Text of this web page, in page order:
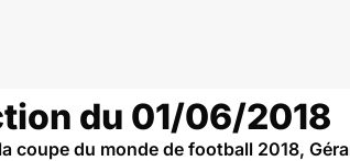
du 01/06/2018
coupe du monde de football 2018,